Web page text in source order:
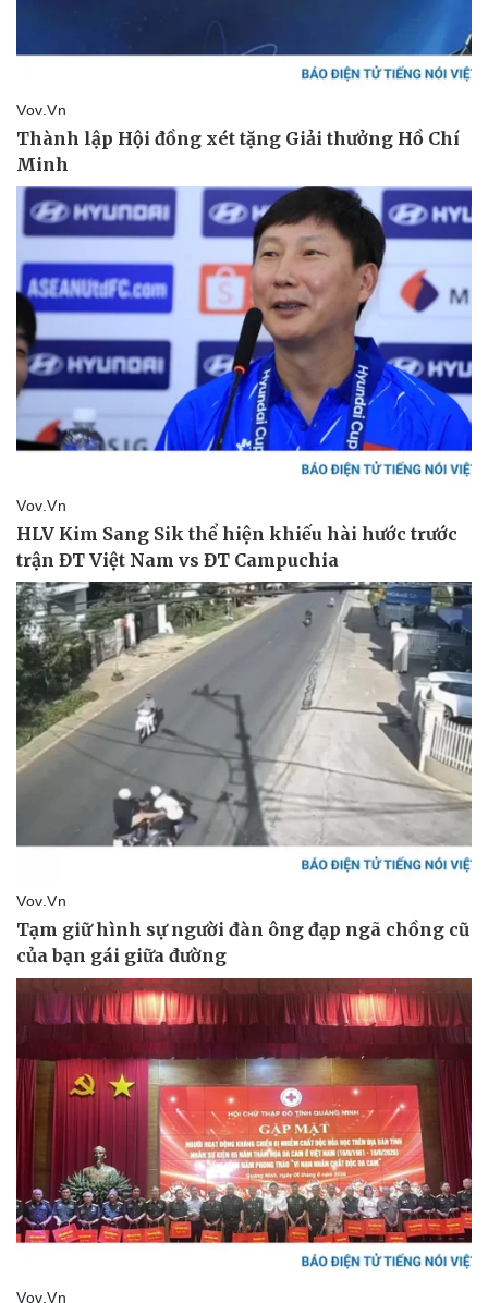
Tin nóng
Việt Nam
Phân tích
Thể thao
Ô tô - Xe máy